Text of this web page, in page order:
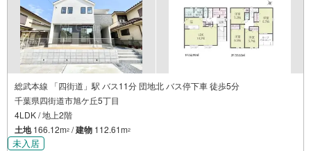
総武本線 「四街道」駅 バス11分 団地北 バス停下車 徒歩5分
千葉県四街道市旭ケ丘5丁目
4LDK / 地上2階
土地166.12m2 /建物 112.61m2
未入居